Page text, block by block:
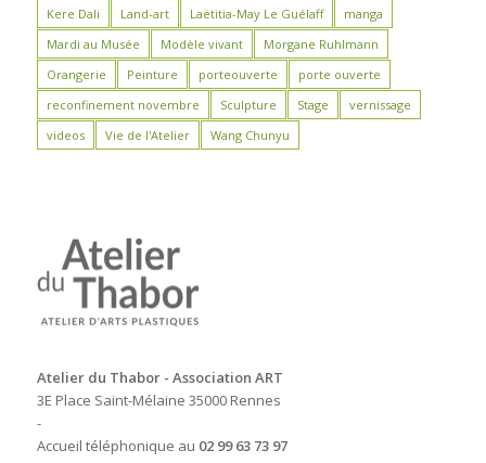
Kere Dali
Land-art Laëtitia-May Le Guélaff
manga
Mardi au Musée
Modèle vivant
Morgane Ruhlmann
Orangerie
Peinture porteouverte
porte ouverte
reconfinement novembre
Sculpture Stage
vernissage
videos
Vie de l'Atelier Wang Chunyu
Atelier du Thabor - Association ART
3E Place Saint-Mélaine 35000 Rennes
-
Accueil téléphonique au 02 99 63 73 97